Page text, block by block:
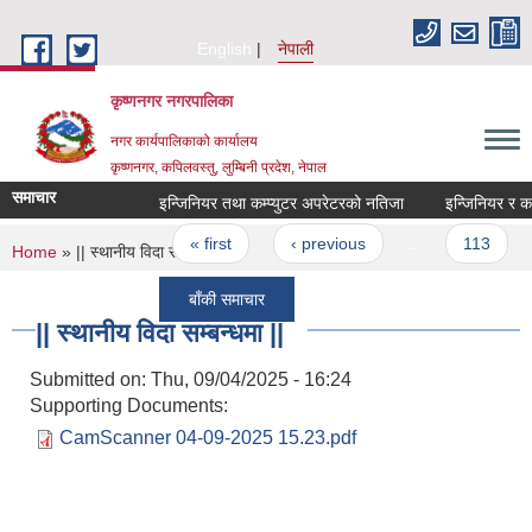
English
नेपाली
कृष्णनगर नगरपालिका
नगर कार्यपालिकाको कार्यालय
कृष्णनगर, कपिलवस्तु, लुम्बिनी प्रदेश, नेपाल
समाचार इन्जिनियर तथा कम्प्युटर अपरेटरको नतिजा इन्जिनियर र
Pages
« first ‹ previous 113
बाँकी समाचार
You are here
Home » || स्थानीय विदा सम्बन्धमा ||
|| स्थानीय विदा सम्बन्धमा ||
Submitted on: Thu, 09/04/2025 - 16:24
Supporting Documents:
CamScanner 04-09-2025 15.23.pdf